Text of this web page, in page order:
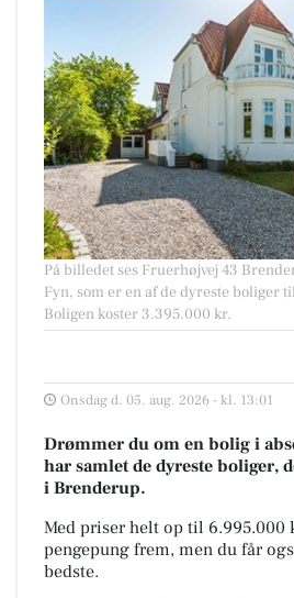
På billedet ses Fruerhøjvej 43
Fyn, som er en af de dyreste boliger
Boligen koster 3.395.000 kr.
Onsdag d. 05. aug. 2026 - kl. 13:01
Drømmer du om en bolig i
har samlet de dyreste boliger,
i Brenderup.
Med priser helt op til 6.995.000
pengepung frem, men du får
bedste.